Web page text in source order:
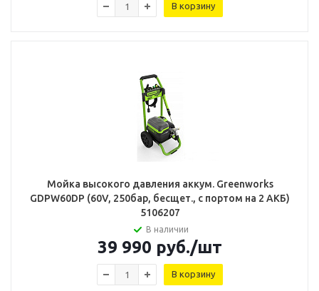
В корзину
Мойка высокого давления аккум. Greenworks
GDPW60DP (60V, 250бар, бесщет., с портом на 2 АКБ)
5106207
В наличии
39 990 руб./шт
В корзину